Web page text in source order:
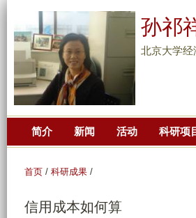
孙祁
北京大学
简介 新闻 活动 科研项
首页 / 科研成果 /
信用成本如何算